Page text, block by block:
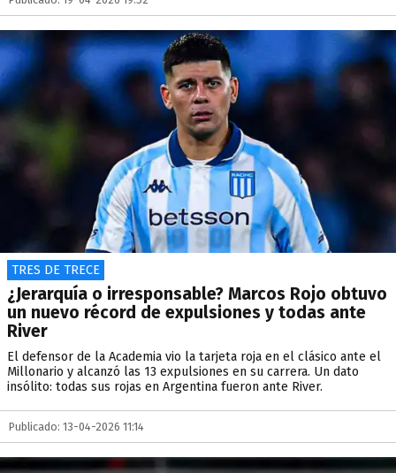
TRES DE TRECE
¿Jerarquía o irresponsable? Marcos Rojo obtuvo
un nuevo récord de expulsiones y todas ante
River
El defensor de la Academia vio la tarjeta roja en el clásico ante el
Millonario y alcanzó las 13 expulsiones en su carrera. Un dato
insólito: todas sus rojas en Argentina fueron ante River.
Publicado: 13-04-2026 11:14